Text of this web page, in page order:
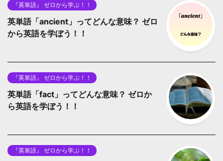
『英単語』 ゼロから学ぶ！！
英単語「ancient」ってどんな意味？ ゼロ
から英語を学ぼう！！
『英単語』 ゼロから学ぶ！！
英単語「fact」ってどんな意味？ ゼロか
ら英語を学ぼう！！
『英単語』 ゼロから学ぶ！！